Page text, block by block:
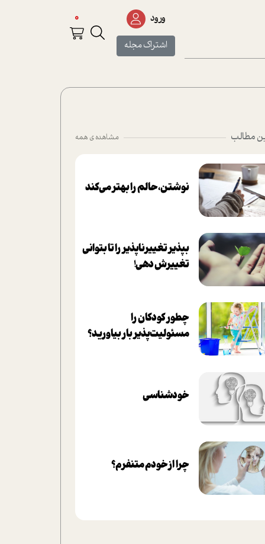
ورود
اشتراک مجله
0
مطالب مشاهده ی همه
نوشتن، حالم را بهتر می‌کند
بپذير تغييرناپذير را تا بتواني
تغييرش دهي!‏
چطور کودکان را
مسئولیت‌پذیر بار بیاورید؟
خودشناسی
چرا از خودم متنفرم؟